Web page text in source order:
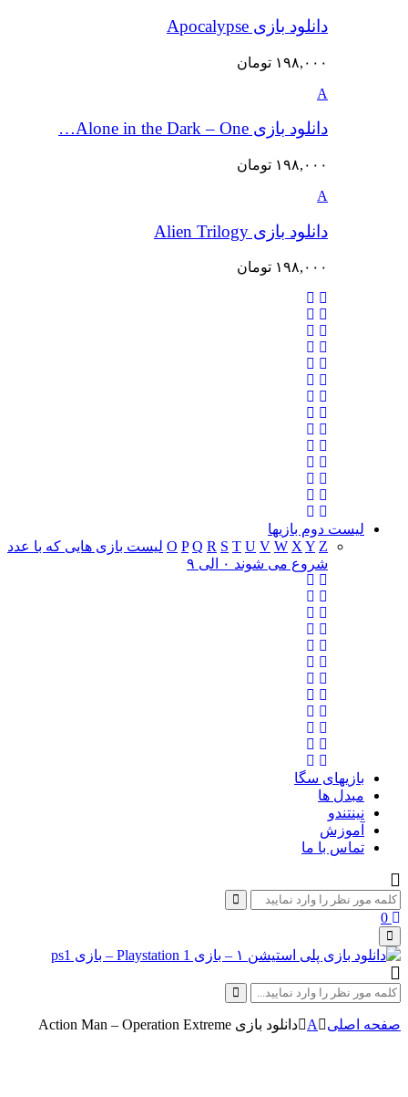
دانلود بازی Apocalypse
۱۹۸,۰۰۰ تومان
A
دانلود بازی Alone in the Dark – One…
۱۹۸,۰۰۰ تومان
A
دانلود بازی Alien Trilogy
۱۹۸,۰۰۰ تومان
لیست دوم بازیها
O P Q R S T U V W XY Z
لیست بازی هایی که با عدد
شروع می شوند ۰ الی ۹
بازیهای سگا
مبدل ها
نینتندو
آموزش
تماس با ما
Search
for:
Search 0
Primary
Menu
Search
for:
Search
صفحه اصلی A دانلود بازی Action Man – Operation Extreme